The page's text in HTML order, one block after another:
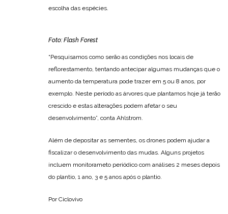
escolha das espécies.
Foto: Flash Forest
“Pesquisamos como serão as condições nos locais de
reflorestamento, tentando antecipar algumas mudanças que o
aumento da temperatura pode trazer em 5 ou 8 anos, por
exemplo. Neste período as árvores que plantamos hoje já terão
crescido e estas alterações podem afetar o seu
desenvolvimento”, conta Ahlstrom.
Além de depositar as sementes, os drones podem ajudar a
fiscalizar o desenvolvimento das mudas. Alguns projetos
incluem monitorameto periódico com análises 2 meses depois
do plantio, 1 ano, 3 e 5 anos após o plantio.
Por Ciclovivo